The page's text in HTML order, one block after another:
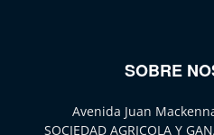
SOBRE
Avenida Juan
SOCIEDAD AGRICOLA Y